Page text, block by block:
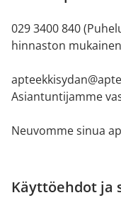
029 3400 840
hinnaston
Asiantuntijamme
Neuvomme sinua
Käyttöehdot ja